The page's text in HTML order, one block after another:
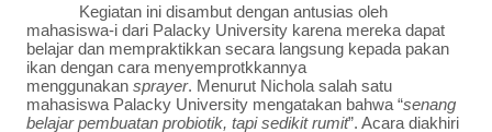
Kegiatan ini disambut dengan antusias oleh
mahasiswa-i dari Palacky University karena mereka dapat
belajar dan mempraktikkan secara langsung kepada pakan
ikan dengan cara menyemprotkkannya
menggunakan sprayer. Menurut Nichola salah satu
mahasiswa Palacky University mengatakan bahwa “senang
belajar pembuatan probiotik, tapi sedikit rumit”. Acara diakhiri